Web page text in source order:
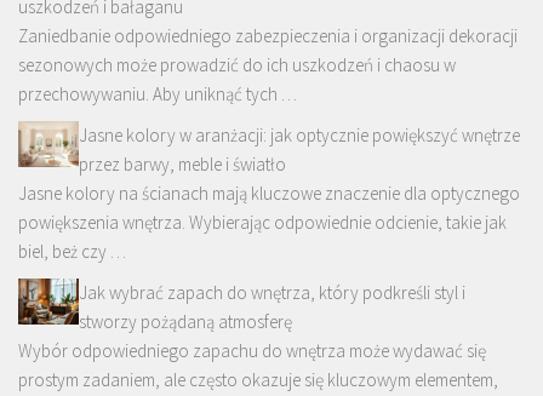
uszkodzeń i bałaganu
Zaniedbanie odpowiedniego zabezpieczenia i organizacji dekoracji
sezonowych może prowadzić do ich uszkodzeń i chaosu w
przechowywaniu. Aby uniknąć tych …
Jasne kolory w aranżacji: jak optycznie powiększyć wnętrze
przez barwy, meble i światło
Jasne kolory na ścianach mają kluczowe znaczenie dla optycznego
powiększenia wnętrza. Wybierając odpowiednie odcienie, takie jak
biel, beż czy …
Jak wybrać zapach do wnętrza, który podkreśli styl i
stworzy pożądaną atmosferę
Wybór odpowiedniego zapachu do wnętrza może wydawać się
prostym zadaniem, ale często okazuje się kluczowym elementem,